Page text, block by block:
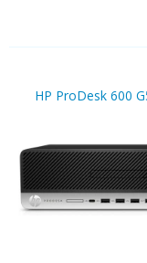
HP ProDesk 600